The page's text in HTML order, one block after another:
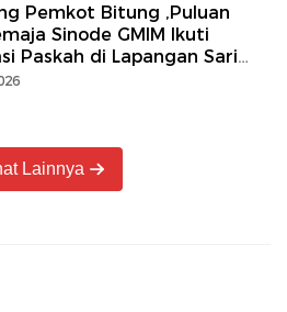
Pemkot Bitung ,Puluan
Sinode GMIM Ikuti
Paskah di Lapangan Sari
Lainnya